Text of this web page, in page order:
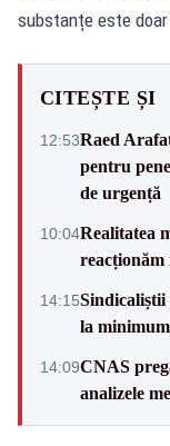
substanțe este
CITEȘTE ȘI
12:53Raed
pentru
de urgență
10:04Realitatea
reacționăm
14:15
la
14:09CNAS
analizele